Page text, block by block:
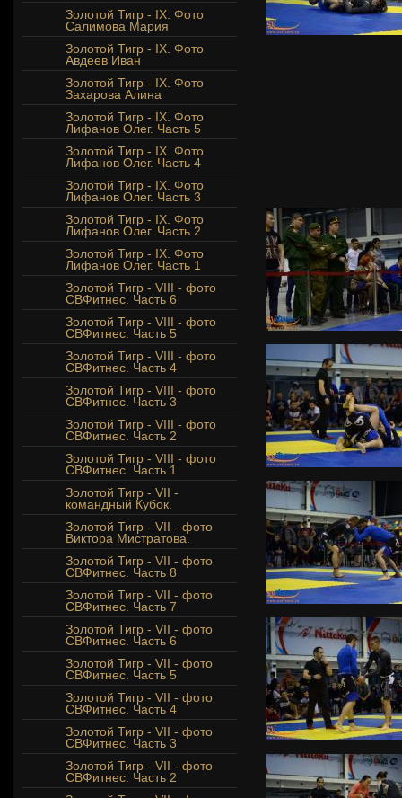
Золотой Тигр - IX. Фото
Салимова Мария
Золотой Тигр - IX. Фото
Авдеев Иван
Золотой Тигр - IX. Фото
Захарова Алина
Золотой Тигр - IX. Фото
Лифанов Олег. Часть 5
Золотой Тигр - IX. Фото
Лифанов Олег. Часть 4
Золотой Тигр - IX. Фото
Лифанов Олег. Часть 3
Золотой Тигр - IX. Фото
Лифанов Олег. Часть 2
Золотой Тигр - IX. Фото
Лифанов Олег. Часть 1
Золотой Тигр - VIII - фото
СВФитнес. Часть 6
Золотой Тигр - VIII - фото
СВФитнес. Часть 5
Золотой Тигр - VIII - фото
СВФитнес. Часть 4
Золотой Тигр - VIII - фото
СВФитнес. Часть 3
Золотой Тигр - VIII - фото
СВФитнес. Часть 2
Золотой Тигр - VIII - фото
СВФитнес. Часть 1
Золотой Тигр - VII -
командный Кубок.
Золотой Тигр - VII - фото
Виктора Мистратова.
Золотой Тигр - VII - фото
СВФитнес. Часть 8
Золотой Тигр - VII - фото
СВФитнес. Часть 7
Золотой Тигр - VII - фото
СВФитнес. Часть 6
Золотой Тигр - VII - фото
СВФитнес. Часть 5
Золотой Тигр - VII - фото
СВФитнес. Часть 4
Золотой Тигр - VII - фото
СВФитнес. Часть 3
Золотой Тигр - VII - фото
СВФитнес. Часть 2